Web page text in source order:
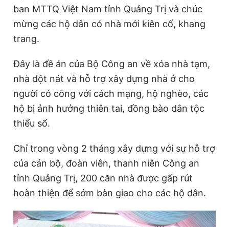
ban MTTQ Việt Nam tỉnh Quảng Trị và chúc
mừng các hộ dân có nhà mới kiên cố, khang
trang.
Đây là đề án của Bộ Công an về xóa nhà tạm,
nhà dột nát và hỗ trợ xây dựng nhà ở cho
người có công với cách mạng, hộ nghèo, các
hộ bị ảnh hưởng thiên tai, đồng bào dân tộc
thiểu số.
Chỉ trong vòng 2 tháng xây dựng với sự hỗ trợ
của cán bộ, đoàn viên, thanh niên Công an
tỉnh Quảng Trị, 200 căn nhà được gấp rút
hoàn thiện để sớm bàn giao cho các hộ dân.